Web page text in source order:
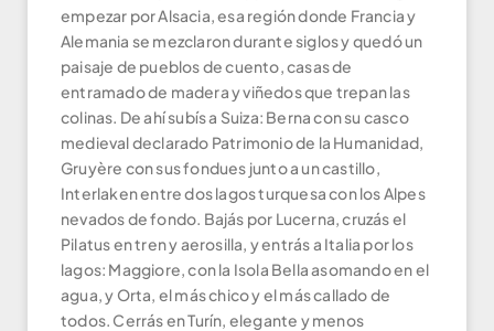
empezar por Alsacia, esa región donde Francia y
Alemania se mezclaron durante siglos y quedó un
paisaje de pueblos de cuento, casas de
entramado de madera y viñedos que trepan las
colinas. De ahí subís a Suiza: Berna con su casco
medieval declarado Patrimonio de la Humanidad,
Gruyère con sus fondues junto a un castillo,
Interlaken entre dos lagos turquesa con los Alpes
nevados de fondo. Bajás por Lucerna, cruzás el
Pilatus en tren y aerosilla, y entrás a Italia por los
lagos: Maggiore, con la Isola Bella asomando en el
agua, y Orta, el más chico y el más callado de
todos. Cerrás en Turín, elegante y menos